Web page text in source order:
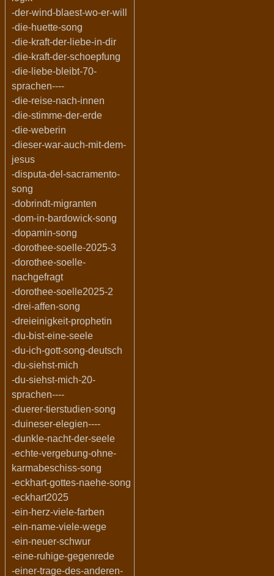
-der-wind-blaest-wo-er-will
-die-huette-song
-die-kraft-der-liebe-in-dir
-die-kraft-der-schoepfung
-die-liebe-bleibt-70-
sprachen----
-die-reise-nach-innen
-die-stimme-der-erde
-die-weberin
-dieser-war-auch-mit-dem-
jesus
-disputa-del-sacramento-
song
-dobrindt-migranten
-dom-in-bardowick-song
-dopamin-song
-dorothee-soelle-2025-3
-dorothee-soelle-
nachgefragt
-dorothee-soelle2025-2
-drei-affen-song
-dreieinigkeit-prophetin
-du-bist-eine-seele
-du-ich-gott-song-deutsch
-du-siehst-mich
-du-siehst-mich-20-
sprachen----
-duerer-tierstudien-song
-duineser-elegien----
-dunkle-nacht-der-seele
-echte-vergebung-ohne-
karmabeschiss-song
-eckhart-gottes-naehe-song
-eckhart2025
-ein-herz-viele-farben
-ein-name-viele-wege
-ein-neuer-schwur
-eine-ruhige-gegenrede
-einer-trage-des-anderen-